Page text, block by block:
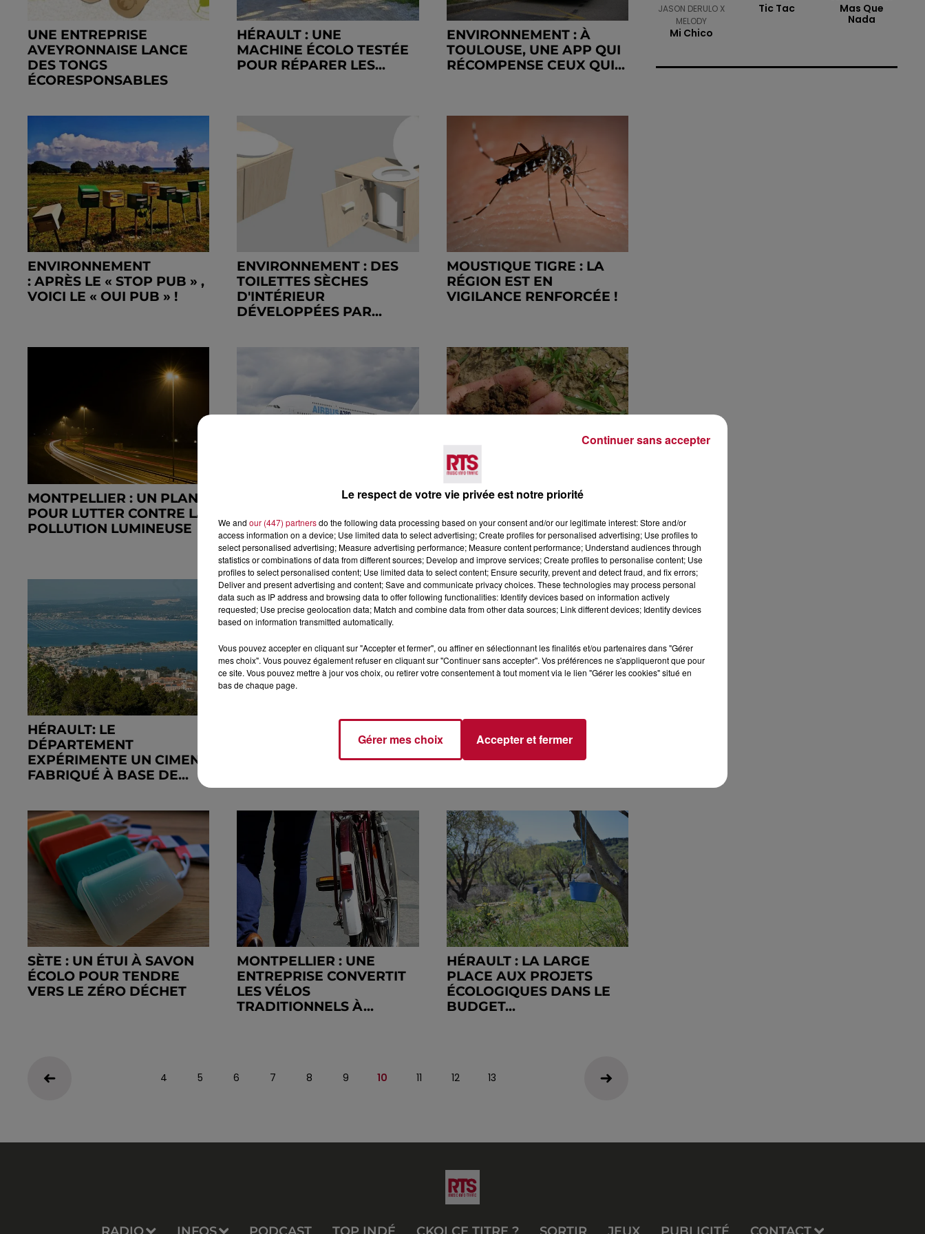
UNE ENTREPRISE
AVEYRONNAISE LANCE
DES TONGS
ÉCORESPONSABLES
HÉRAULT : UNE
MACHINE ÉCOLO TESTÉE
POUR RÉPARER LES...
ENVIRONNEMENT : À
TOULOUSE, UNE APP QUI
RÉCOMPENSE CEUX QUI...
ENVIRONNEMENT
: APRÈS LE « STOP PUB » ,
VOICI LE « OUI PUB » !
ENVIRONNEMENT : DES
TOILETTES SÈCHES
D'INTÉRIEUR
DÉVELOPPÉES PAR...
MOUSTIQUE TIGRE : LA
RÉGION EST EN
VIGILANCE RENFORCÉE !
MONTPELLIER : UN PLAN
POUR LUTTER CONTRE LA
POLLUTION LUMINEUSE
TOULOUSE : L’HUILE DE
KÉROSÈNE D’UN A380
LORS...
QUATRE OPÉRATIONS
POUR LES NÎMOIS, LA
PREMIÈRE CE...
HÉRAULT: LE
DÉPARTEMENT
EXPÉRIMENTE UN CIMENT
FABRIQUÉ À BASE DE...
COVOITURAGE KLAXIT DÉSORMAIS
ACCESSIBLE À TOUS LES...
EXPÉRIMENTATION POUR
FAIRE DÉCOUVRIR
SÈTE : UN ÉTUI À SAVON
ÉCOLO POUR TENDRE
VERS LE ZÉRO DÉCHET
MONTPELLIER : UNE
ENTREPRISE CONVERTIT
LES VÉLOS
TRADITIONNELS À...
HÉRAULT : LA LARGE
PLACE AUX PROJETS
ÉCOLOGIQUES DANS LE
BUDGET...
4 5 6 7 8 9 10 11 12 13
JASON DERULO X
MELODY
Mi Chico
Tic Tac
Mas Que
Nada
Le respect de votre vie privée est notre priorité
We and our (447) partnersdo the following data processing based on your consent and/or our legitimate interest: Store and/or
access information on a device; Use limited data to select advertising; Create profiles for personalised advertising; Use profiles to
select personalised advertising; Measure advertising performance; Measure content performance; Understand audiences through
statistics or combinations of data from different sources; Develop and improve services; Create profiles to personalise content; Use
profiles to select personalised content; Use limited data to select content; Ensure security, prevent and detect fraud, and fix errors;
Deliver and present advertising and content; Save and communicate privacy choices. These technologies may process personal
data such as IP address and browsing data to offer following functionalities: Identify devices based on information actively
requested; Use precise geolocation data; Match and combine data from other data sources; Link different devices; Identify devices
based on information transmitted automatically.
Vous pouvez accepter en cliquant sur "Accepter et fermer", ou affiner en sélectionnant les finalités et/ou partenaires dans "Gérer
mes choix". Vous pouvez également refuser en cliquant sur "Continuer sans accepter". Vos préférences ne s'appliqueront que pour
ce site. Vous pouvez mettre à jour vos choix, ou retirer votre consentement à tout moment via le lien "Gérer les cookies" situé en
bas de chaque page.
Gérer mes choix Accepter et fermer
Continuer sans accepter